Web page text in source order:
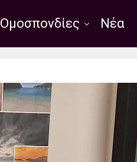
Ομοσπονδίες Νέα